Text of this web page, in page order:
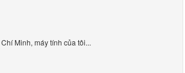
Minh, máy tính của tôi...